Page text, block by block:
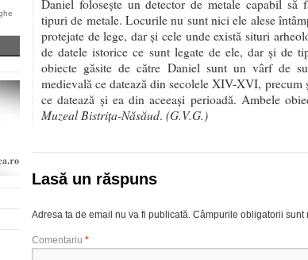
Daniel foloseşte un detector de metale capabil să
tipuri de metale. Locurile nu sunt nici ele alese
protejate de lege, dar şi cele unde există situri
de datele istorice ce sunt legate de ele, dar şi de
obiecte găsite de către Daniel sunt un vârf de
medievală ce datează din secolele XIV-XVI, precum
ce datează şi ea din aceeaşi perioadă. Ambele
Muzeal Bistriţa-Năsăud. (G.V.G.)
Lasă un răspuns
Adresa ta de email nu va fi publicată. Câmpurile obligatorii sunt
Comentariu *